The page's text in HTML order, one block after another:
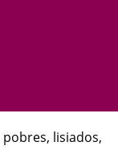
lisiados,